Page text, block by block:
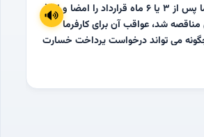
درصورتی که کارفرما پس از 3 یا 6 ماه قرارداد را امضا و ابلاغ
مناقصه شد، عواقب آن برای کارفرما
می تواند درخواست پرداخت خسارت
را طرح کند؟